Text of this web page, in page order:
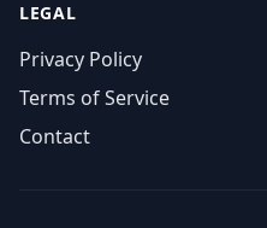
LEGAL
Privacy Policy
Terms of Service
Contact